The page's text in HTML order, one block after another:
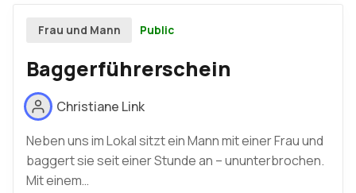
Frau und Mann Public
Baggerführerschein
Christiane Link
Neben uns im Lokal sitzt ein Mann mit einer Frau und
baggert sie seit einer Stunde an – ununterbrochen.
Mit einem…